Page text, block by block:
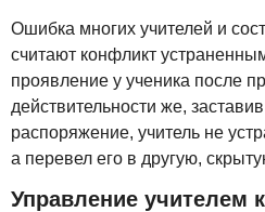
Ошибка многих учителей и
считают конфликт
проявление у ученика после
действительности же,
распоряжение, учитель не
а перевел его в другую,
Управление учителем